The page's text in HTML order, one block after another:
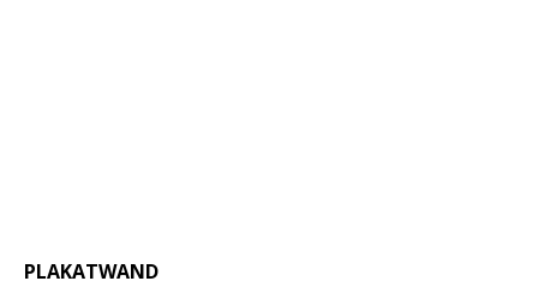
PLAKATWAND